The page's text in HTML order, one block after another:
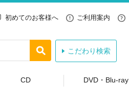
初めてのお客様へ ご利用案内
こだわり検索
CD DVD・Blu-ray